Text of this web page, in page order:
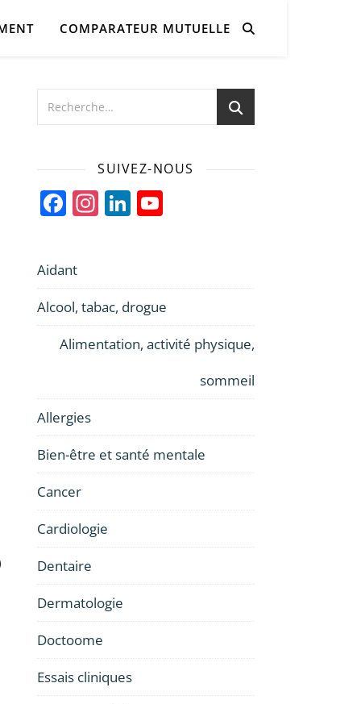
COMPARATEUR MUTUELLE
SUIVEZ-NOUS
Facebook
Instagram
LinkedIn
Aidant
Alcool, tabac, drogue
Alimentation, activité physique,
sommeil
Allergies
Bien-être et santé mentale
Cancer
Cardiologie
Dentaire
Dermatologie
Doctoome
Essais cliniques